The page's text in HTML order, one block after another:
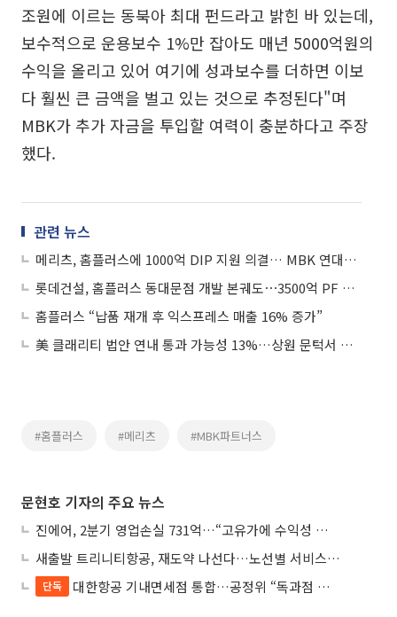
조원에 이르는 동북아 최대 펀드라고 밝힌 바 있는데,
보수적으로 운용보수 1%만 잡아도 매년 5000억원의
수익을 올리고 있어 여기에 성과보수를 더하면 이보
다 훨씬 큰 금액을 벌고 있는 것으로 추정된다"며
MBK가 추가 자금을 투입할 여력이 충분하다고 주장
했다.
관련 뉴스
메리츠, 홈플러스에 1000억 DIP 지원 의결… MBK 연대보증 조건
롯데건설, 홈플러스 동대문점 개발 본궤도⋯3500억 PF 확보
홈플러스 “납품 재개 후 익스프레스 매출 16% 증가”
美 클래리티 법안 연내 통과 가능성 13%…상원 문턱서 제동
#홈플러스 #메리츠 #MBK파트너스
문현호 기자의 주요 뉴스
진에어, 2분기 영업손실 731억…“고유가에 수익성 악화”
새출발 트리니티항공, 재도약 나선다…노선별 서비스 차별화
단독 대한항공 기내면세점 통합…공정위 “독과점 여부 따진다”